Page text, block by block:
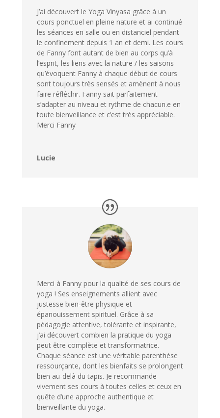
J’ai découvert le Yoga Vinyasa grâce à un
cours ponctuel en pleine nature et ai continué
les séances en salle ou en distanciel pendant
le confinement depuis 1 an et demi. Les cours
de Fanny font autant de bien au corps qu’à
l’esprit, les liens avec la nature / les saisons
qu’évoquent Fanny à chaque début de cours
sont toujours très sensés et amènent à nous
faire réfléchir. Fanny sait parfaitement
s’adapter au niveau et rythme de chacun.e en
toute bienveillance et c’est très appréciable.
Merci Fanny
Lucie
Merci à Fanny pour la qualité de ses cours de
yoga ! Ses enseignements allient avec
justesse bien-être physique et
épanouissement spirituel. Grâce à sa
pédagogie attentive, tolérante et inspirante,
j’ai découvert combien la pratique du yoga
peut être complète et transformatrice.
Chaque séance est une véritable parenthèse
ressourçante, dont les bienfaits se prolongent
bien au-delà du tapis. Je recommande
vivement ses cours à toutes celles et ceux en
quête d’une approche authentique et
bienveillante du yoga.